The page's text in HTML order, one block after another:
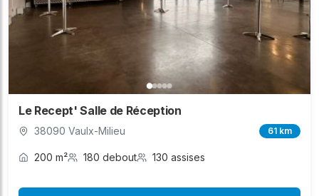
Le Recept' Salle de Réception
38090 Vaulx-Milieu 61 km
200 m² 180 debout 130 assises